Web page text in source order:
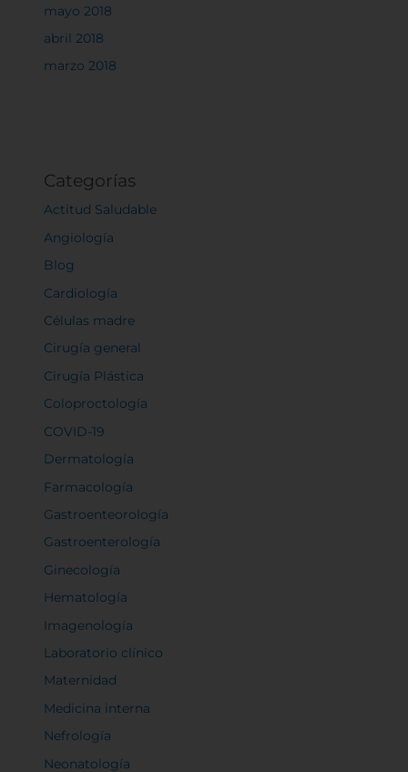
mayo 2018
abril 2018
marzo 2018
Categorías
Actitud Saludable
Angiología
Blog
Cardiología
Células madre
Cirugía general
Cirugía Plástica
Coloproctología
COVID-19
Dermatología
Farmacología
Gastroenteorología
Gastroenterología
Ginecología
Hematología
Imagenología
Laboratorio clínico
Maternidad
Medicina interna
Nefrología
Neonatología